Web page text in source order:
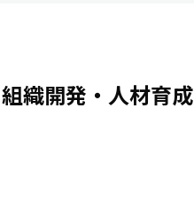
組織開発・人材育成